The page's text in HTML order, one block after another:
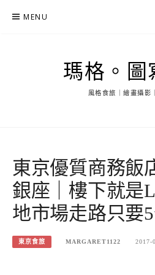
MENU
瑪格。圖
風格食旅｜繪畫攝影
東京優質商務飯
銀座｜樓下就是
地市場走路只要
東京食旅 MARGARET1122 2017-